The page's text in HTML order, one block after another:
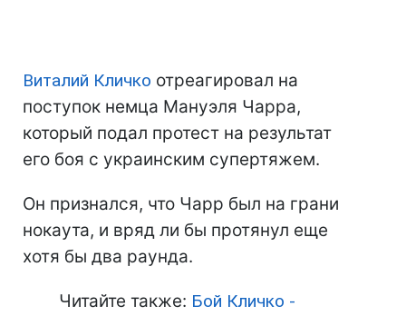
Виталий Кличко отреагировал на
поступок немца Мануэля Чарра,
который подал протест на результат
его боя с украинским супертяжем.
Он признался, что Чарр был на грани
нокаута, и вряд ли бы протянул еще
хотя бы два раунда.
Читайте также: Бой Кличко -